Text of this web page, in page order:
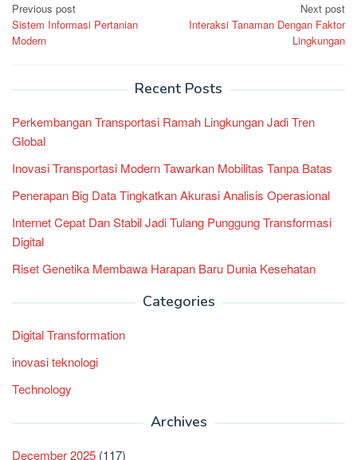
Post
navigation
Previous post
Sistem Informasi Pertanian
Modern
Next post
Interaksi Tanaman Dengan Faktor
Lingkungan
Recent Posts
Perkembangan Transportasi Ramah Lingkungan Jadi Tren
Global
Inovasi Transportasi Modern Tawarkan Mobilitas Tanpa Batas
Penerapan Big Data Tingkatkan Akurasi Analisis Operasional
Internet Cepat Dan Stabil Jadi Tulang Punggung Transformasi
Digital
Riset Genetika Membawa Harapan Baru Dunia Kesehatan
Categories
Digital Transformation
inovasi teknologi
Technology
Archives
December 2025 (117)